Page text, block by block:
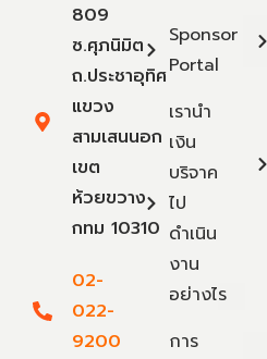
809
ซ.ศุภนิมิต
ถ.ประชาอุทิศ
แขวง
สามเสนนอก
เขต
ห้วยขวาง
กทม 10310
02-
022-
9200
Sponsor
Portal
เรานำ
เงิน
บริจาค
ไป
ดำเนิน
งาน
อย่างไร
การ